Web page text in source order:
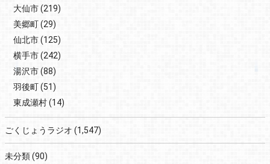
大仙市(219)
美郷町(29)
仙北市(125)
横手市(242)
湯沢市(88)
羽後町(51)
東成瀬村(14)
ごくじょうラジオ (1,547)
未分類(90)